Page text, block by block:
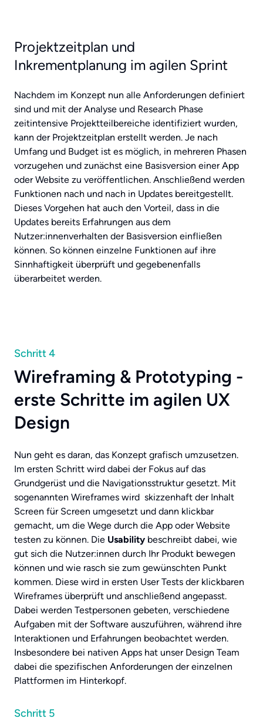
Projektzeitplan und
Inkrementplanung im agilen Sprint
Nachdem im Konzept nun alle Anforderungen definiert
sind und mit der Analyse und Research Phase
zeitintensive Projektteilbereiche identifiziert wurden,
kann der Projektzeitplan erstellt werden. Je nach
Umfang und Budget ist es möglich, in mehreren Phasen
vorzugehen und zunächst eine Basisversion einer App
oder Website zu veröffentlichen. Anschließend werden
Funktionen nach und nach in Updates bereitgestellt.
Dieses Vorgehen hat auch den Vorteil, dass in die
Updates bereits Erfahrungen aus dem
Nutzer:innenverhalten der Basisversion einfließen
können. So können einzelne Funktionen auf ihre
Sinnhaftigkeit überprüft und gegebenenfalls
überarbeitet werden.
Schritt 4
Wireframing & Prototyping -
erste Schritte im agilen UX
Design
Nun geht es daran, das Konzept grafisch umzusetzen.
Im ersten Schritt wird dabei der Fokus auf das
Grundgerüst und die Navigationsstruktur gesetzt. Mit
sogenannten Wireframes wird skizzenhaft der Inhalt
Screen für Screen umgesetzt und dann klickbar
gemacht, um die Wege durch die App oder Website
testen zu können. Die Usability beschreibt dabei, wie
gut sich die Nutzer:innen durch Ihr Produkt bewegen
können und wie rasch sie zum gewünschten Punkt
kommen. Diese wird in ersten User Tests der klickbaren
Wireframes überprüft und anschließend angepasst.
Dabei werden Testpersonen gebeten, verschiedene
Aufgaben mit der Software auszuführen, während ihre
Interaktionen und Erfahrungen beobachtet werden.
Insbesondere bei nativen Apps hat unser Design Team
dabei die spezifischen Anforderungen der einzelnen
Plattformen im Hinterkopf.
Schritt 5